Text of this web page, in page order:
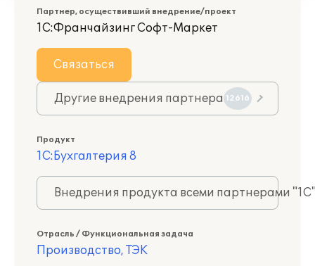
Партнер, осуществивший внедрение/проект
1С:Франчайзинг Софт-Маркет
Связаться
Другие внедрения партнера 12616
Продукт
1С:Бухгалтерия 8
Внедрения продукта всеми партнерами
Отрасль / Функциональная задача
Производство, ТЭК